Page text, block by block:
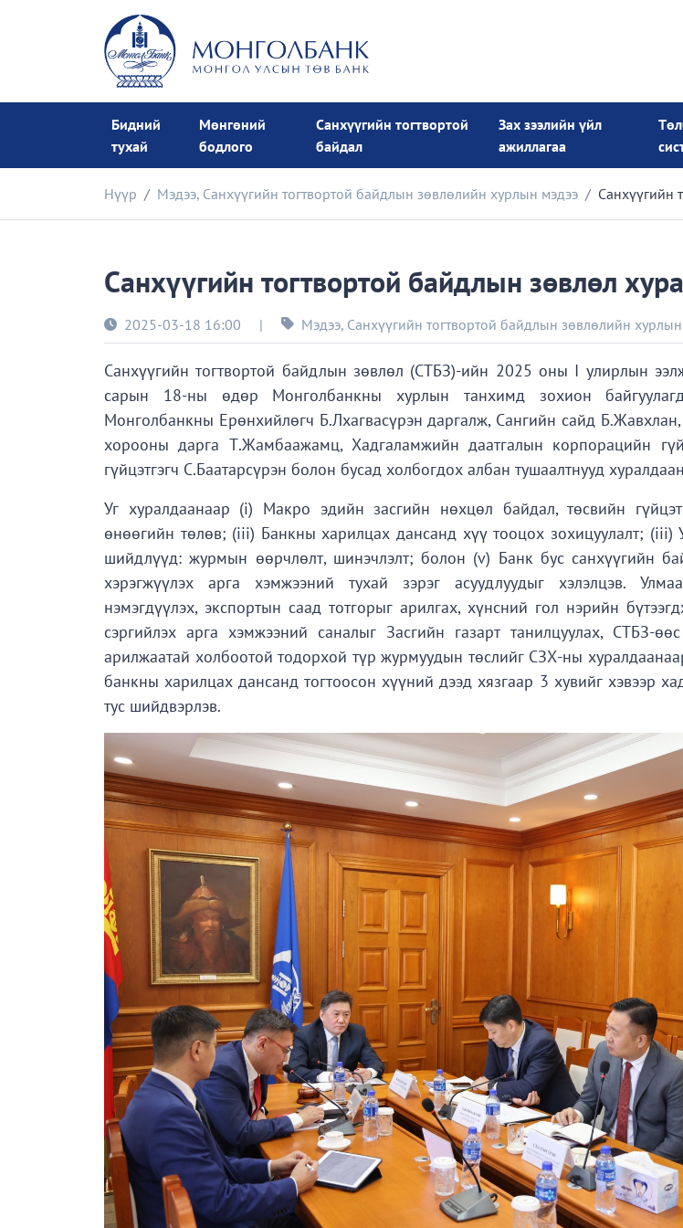
Бидний
тухай
Мөнгөний
бодлого
Санхүүгийн тогтвортой
байдал
Зах зээлийн үйл
ажиллагаа
Нүүр Мэдээ, Санхүүгийн тогтвортой байдлын зөвлөлийн хурлын мэдээ Санхүүгийн
Санхүүгийн тогтвортой байдлын зөвлөл
2025-03-18 16:00 | Мэдээ, Санхүүгийн тогтвортой байдлын зөвлөлийн
Санхүүгийн тогтвортой байдлын зөвлөл (СТБЗ)-ийн 2025 оны I улирлын
сарын 18-ны өдөр Монголбанкны хурлын танхимд зохион
Монголбанкны Ерөнхийлөгч Б.Лхагвасүрэн даргалж, Сангийн сайд
хорооны дарга Т.Жамбаажамц, Хадгаламжийн даатгалын корпорацийн
гүйцэтгэгч С.Баатарсүрэн болон бусад холбогдох албан тушаалтнууд
Уг хуралдаанаар (i) Макро эдийн засгийн нөхцөл байдал, төсвийн
өнөөгийн төлөв; (iii) Банкны харилцах дансанд хүү тооцох зохицуулалт;
шийдлүүд: журмын өөрчлөлт, шинэчлэлт; болон (v) Банк бус санхүүгийн
хэрэгжүүлэх арга хэмжээний тухай зэрэг асуудлуудыг хэлэлцэв.
нэмэгдүүлэх, экспортын саад тотгорыг арилгах, хүнсний гол нэрийн
сэргийлэх арга хэмжээний саналыг Засгийн газарт танилцуулах, СТБЗ-
арилжаатай холбоотой тодорхой түр журмуудын төслийг СЗХ-ны
банкны харилцах дансанд тогтоосон хүүний дээд хязгаар 3 хувийг хэвээр
тус шийдвэрлэв.